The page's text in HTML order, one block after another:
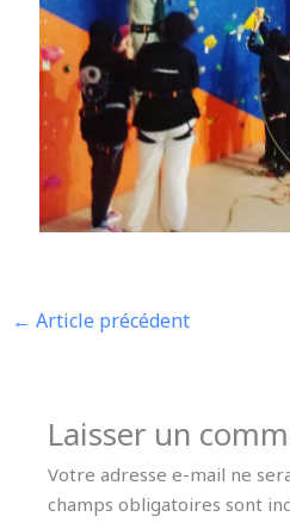
← Article précédent
Laisser un
Votre adresse e-mail ne
champs obligatoires sont